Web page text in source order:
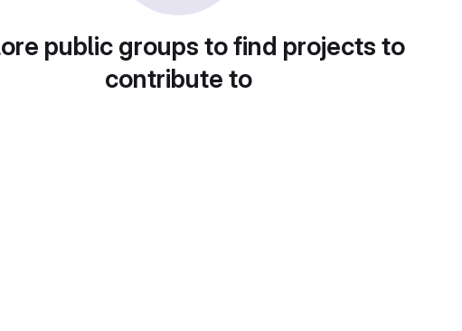
public groups to find projects to
contribute to